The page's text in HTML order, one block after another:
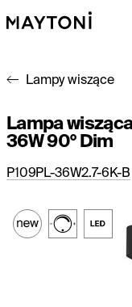
Lampy wiszące
Lampa
36W 90° Dim
P109PL-36W2.7-6K-B